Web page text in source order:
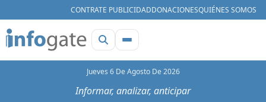
CONTRATE PUBLICIDADDONACIONESQUIÉNES SOMOS
Jueves 6 De Agosto De 2026
Informar, analizar, anticipar